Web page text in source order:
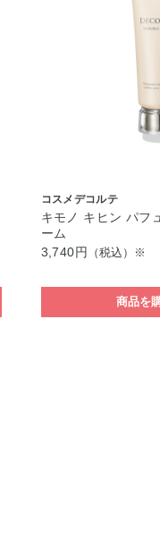
コスメデコルテ
キモノ キヒン パフ
ーム
3,740円
（税込）※
商品を